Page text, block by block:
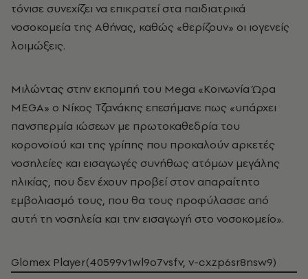
τόνισε συνεχίζει να επικρατεί στα παιδιατρικά
νοσοκομεία της Αθήνας, καθώς «θερίζουν» οι ιογενείς
λοιμώξεις.
Μιλώντας στην εκπομπή του Mega «Κοινωνία Ώρα
MEGA» ο Νίκος Τζανάκης επεσήμανε πως «υπάρχει
πανσπερμία ιώσεων με πρωτοκαθεδρία του
κορονοϊού και της γρίπης που προκαλούν αρκετές
νοσηλείες και εισαγωγές συνήθως ατόμων μεγάλης
ηλικίας, που δεν έχουν προβεί στον απαραίτητο
εμβολιασμό τους, που θα τους προφύλασσε από
αυτή τη νοσηλεία και την εισαγωγή στο νοσοκομείο».
Glomex Player(40599v1wl9o7vsfv, v-cxzp6sr8nsw9)